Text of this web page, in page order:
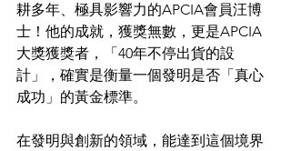
耕多年、極具影響力的APCIA會員汪博
士！他的成就，獲獎無數，更是APCIA
大獎獲獎者，「40年不停出貨的設
計」，確實是衡量一個發明是否「真心
成功」的黃金標準。
在發明與創新的領域，能達到這個境界